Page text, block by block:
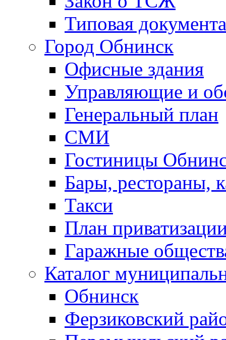
Типовая
Город Обнинск
Офисные здания
Управляющие и
Генеральный план
СМИ
Гостиницы
Бары, рестораны,
Такси
План
Гаражные
Каталог
Обнинск
Ферзиковский